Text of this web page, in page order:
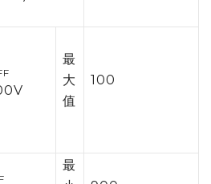
最
大
值
100
最